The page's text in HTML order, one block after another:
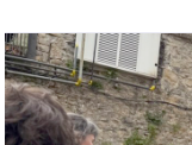
Irudia